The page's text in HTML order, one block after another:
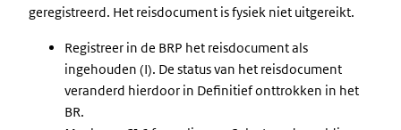
geregistreerd. Het reisdocument is fysiek niet uitgereikt.
Registreer in de BRP het reisdocument als
ingehouden (I). De status van het reisdocument
veranderd hierdoor in Definitief onttrokken in het
BR.